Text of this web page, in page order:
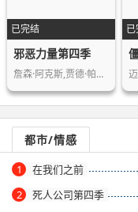
已完结
邪恶力量第四季
詹森·阿克斯,贾德·帕达里克,米沙·克…
都市/情感
1 在我们之前
2 死人公司第四季